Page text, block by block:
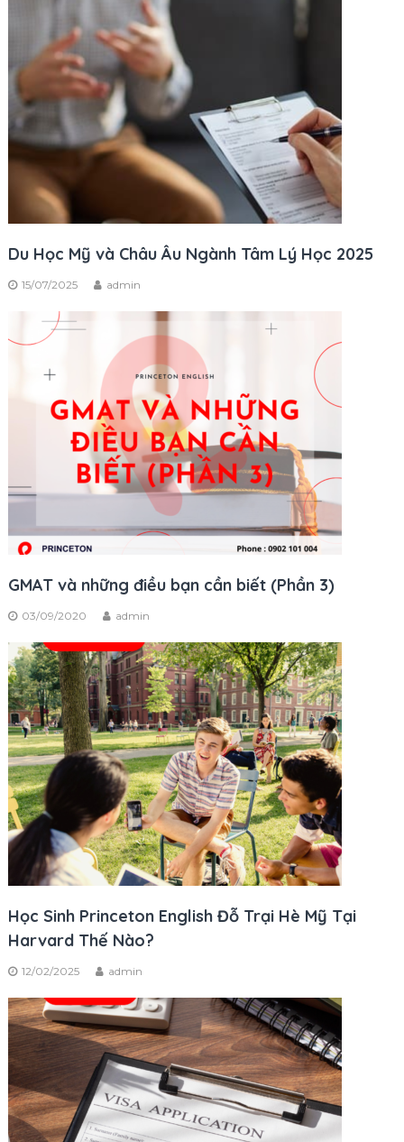
Du Học Mỹ và Châu Âu Ngành Tâm Lý Học 2025
15/07/2025 admin
GMAT và những điều bạn cần biết (Phần 3)
03/09/2020 admin
Học Sinh Princeton English Đỗ Trại Hè Mỹ Tại
Harvard Thế Nào?
12/02/2025 admin